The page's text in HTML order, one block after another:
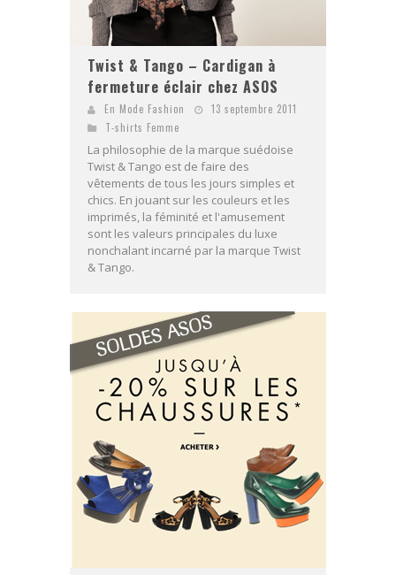
Twist & Tango – Cardigan à
fermeture éclair chez ASOS
En Mode Fashion
13 septembre 2011
T-shirts Femme
La philosophie de la marque suédoise
Twist & Tango est de faire des
vêtements de tous les jours simples et
chics. En jouant sur les couleurs et les
imprimés, la féminité et l'amusement
sont les valeurs principales du luxe
nonchalant incarné par la marque Twist
& Tango.